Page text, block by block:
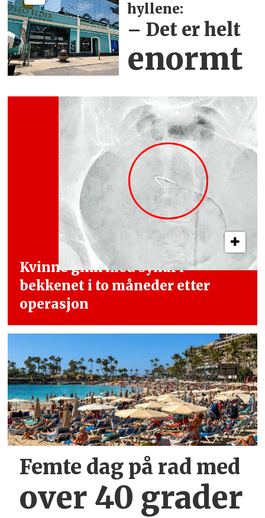
hyllene:
– Det er helt
enormt
Kvinne gikk med synål i
bekkenet i to måneder etter
operasjon
Femte dag på rad med
over 40 grader